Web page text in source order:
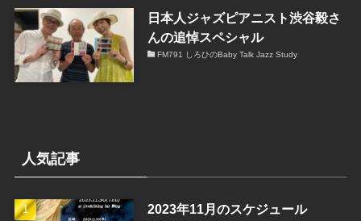
日本人ジャズピアニスト渋谷毅さ
んの追悼スペシャル
FM791 しろひのBaby Talk Jazz Study
人気記事
2023年11月のスケジュール